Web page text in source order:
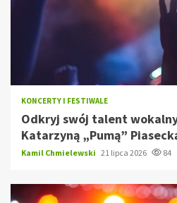
KONCERTY I FESTIWALE
Odkryj swój talent
Katarzyną „Pumą”
Kamil Chmielewski 21 lipca 2026 84